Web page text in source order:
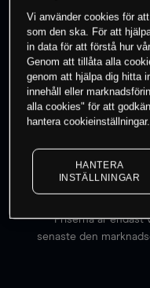
0% av
instrument
Priserna är endast
senaste den
Vi använder cookies för
som den ska. För att
in data för att förstå hur
Genom att tillåta alla
genom att hjälpa dig hitta
innehåll eller
alla cookies" för att
hantera
HANTERA
INSTÄLLNINGAR